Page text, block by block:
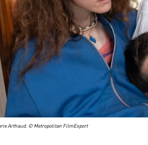
Arthaud. © Metropolitan FilmExport